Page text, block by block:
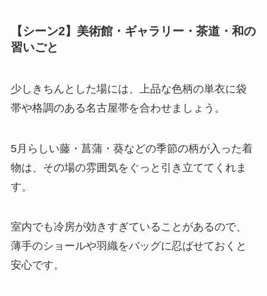
【シーン2】美術館・ギャラリー・茶道・和の
習いごと
少しきちんとした場には、上品な色柄の単衣に袋
帯や格調のある名古屋帯を合わせましょう。
5月らしい藤・菖蒲・葵などの季節の柄が入った着
物は、その場の雰囲気をぐっと引き立ててくれま
す。
室内でも冷房が効きすぎていることがあるので、
薄手のショールや羽織をバッグに忍ばせておくと
安心です。